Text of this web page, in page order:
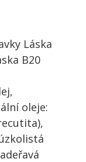
Láska
B20
oleje: